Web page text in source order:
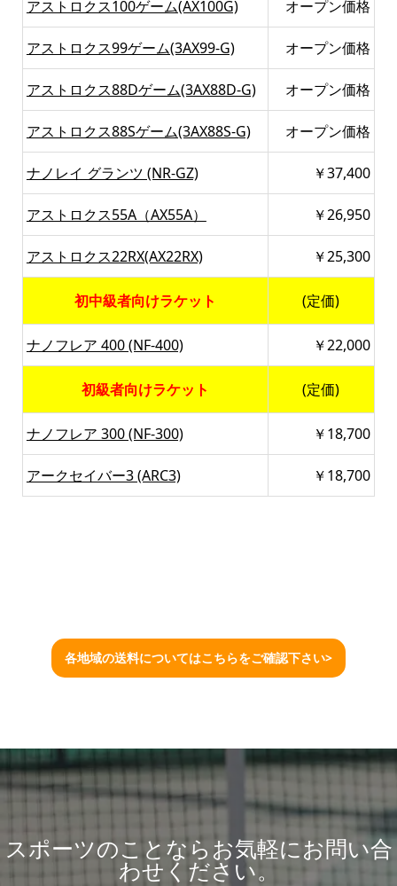
アストロクス100ゲーム(AX100G) オープン価格
アストロクス99ゲーム(3AX99-G) オープン価格
アストロクス88Dゲーム(3AX88D-G) オープン価格
アストロクス88Sゲーム(3AX88S-G) オープン価格
ナノレイ グランツ (NR-GZ) ￥37,400
アストロクス55A（AX55A） ￥26,950
アストロクス22RX(AX22RX) ￥25,300
初中級者向けラケット (定価)
ナノフレア 400 (NF-400) ￥22,000
初級者向けラケット (定価)
ナノフレア 300 (NF-300) ￥18,700
アークセイバー3 (ARC3) ￥18,700
各地域の送料についてはこちらをご確認下さい>
スポーツのことならお気軽にお問い合
わせください。